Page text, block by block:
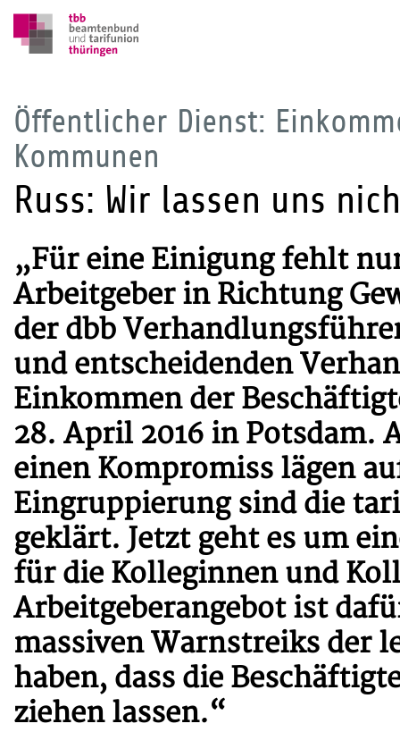
Öffentlicher Dienst:
Kommunen
Russ: Wir lassen uns
„Für eine Einigung fehlt
Arbeitgeber in Richtung
der dbb
und entscheidenden
Einkommen der
28. April 2016 in Potsdam.
einen Kompromiss lägen
Eingruppierung sind die
geklärt. Jetzt geht es um
für die Kolleginnen und
Arbeitgeberangebot ist
massiven Warnstreiks der
haben, dass die
ziehen lassen.“